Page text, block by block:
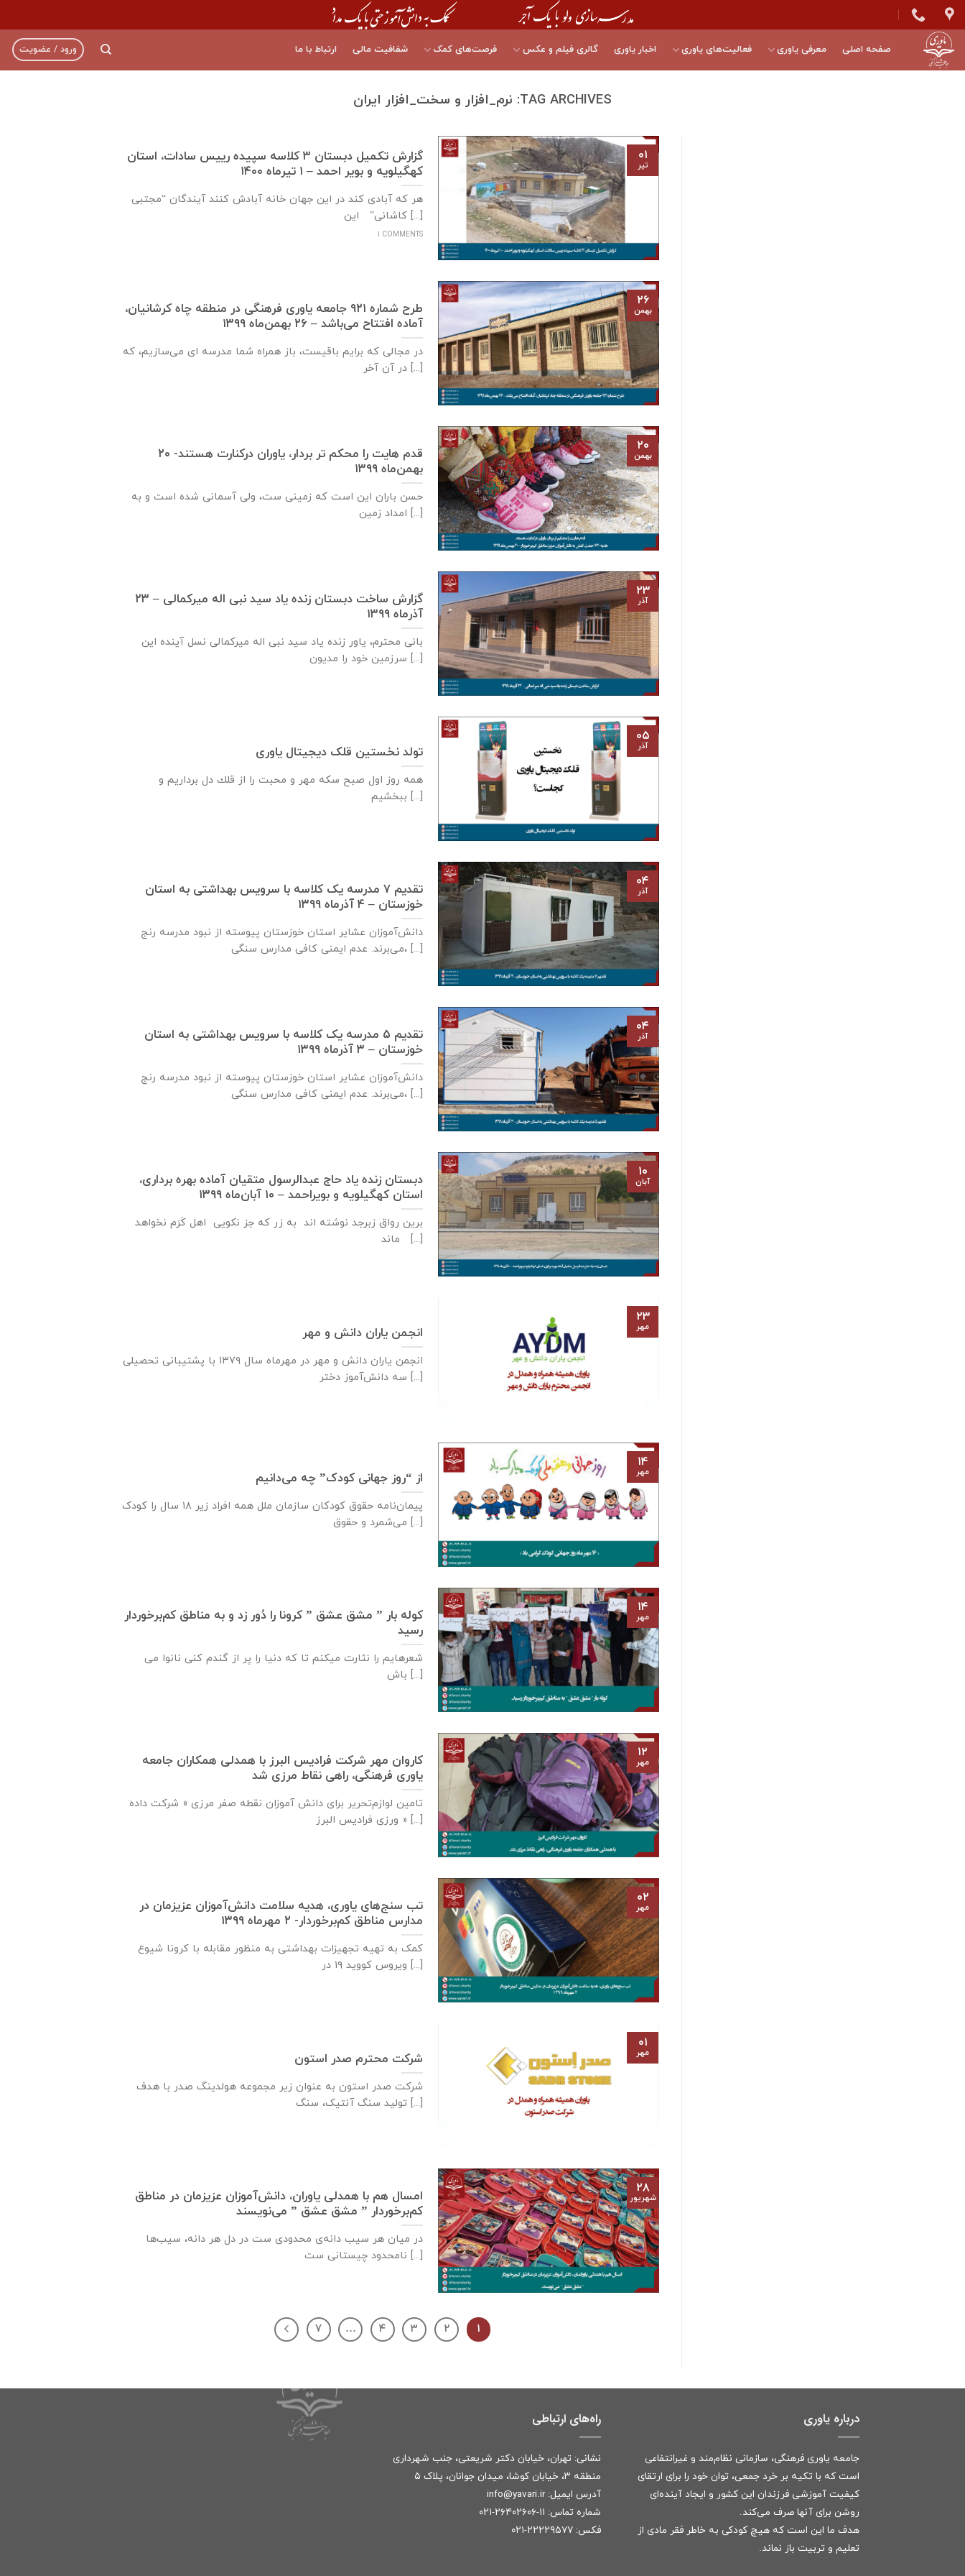
Skip
to
content
صفحه اصلی معرفی یاوری فعالیت‌های یاوری اخبار یاوری گالری فیلم و عکس فرصت‌های کمک شفافیت مالی ارتباط با ما ورود / عضویت
TAG ARCHIVES: نرم_افزار و سخت_افزار ایران
گزارش تکمیل دبستان ۳ کلاسه سپيده رييس سادات، استان
كهگيلويه و بوير احمد – ۱ تیرماه ۱۴۰۰
هر که آبادی کند در این جهان خانه آبادش کنند آیندگان “مجتبی
کاشانی” این [...]
1 COMMENTS
۰۱
تیر
طرح شماره ۹۲۱ جامعه ياوری فرهنگی در منطقه چاه کرشانیان،
آماده افتتاح می‌باشد – ۲۶ بهمن‌ماه ۱۳۹۹
در مجالی که برایم باقیست، باز همراه شما مدرسه ای می‌سازیم، که
در آن آخر [...]
۲۶
بهمن
قدم هایت را محکم تر بردار، یاوران درکنارت هستند- ۲۰
بهمن‌ماه ۱۳۹۹
حسن باران این است که زمینی ست، ولی آسمانی شده است و به
امداد زمین [...]
۲۰
بهمن
گزارش ساخت دبستان زنده ياد سيد نبی اله ميركمالی – ۲۳
آذر‌ماه ۱۳۹۹
بانی محترم، یاور زنده ياد سيد نبی اله ميركمالی نسل آینده این
سرزمین خود را مدیون [...]
۲۳
آذر
تولد نخستین قلک دیجیتال یاوری
همه روز اول صبح سكه مهر و محبت را از قلك دل برداريم و
ببخشيم [...]
۰۵
آذر
تقدیم ۷ مدرسه یک کلاسه با سرويس بهداشتی به استان
خوزستان – ۴ آذر‌ماه ۱۳۹۹
دانش‌آموزان عشایر استان خوزستان پيوسته از نبود مدرسه رنج
می‌برند. عدم ایمنی کافی مدارس سنگی، [...]
۰۴
آذر
تقدیم ۵ مدرسه یک کلاسه با سرويس بهداشتی به استان
خوزستان – ۳ آذر‌ماه ۱۳۹۹
دانش‌آموزان عشایر استان خوزستان پيوسته از نبود مدرسه رنج
می‌برند. عدم ایمنی کافی مدارس سنگی، [...]
۰۴
آذر
دبستان زنده ياد حاج عبدالرسول متقيان آماده بهره برداری،
استان كهگيلويه و بويراحمد – ۱۰ آبان‌ماه ۱۳۹۹
برین رواق زبرجد نوشته اند به زر که جز نکویی اهل کَرَم نخواهد
ماند [...]
۱۰
آبان
انجمن یاران دانش و مهر
انجمن یاران دانش و مهر در مهرماه سال ۱۳۷۹ با پشتیبانی تحصیلی
سه دانش‌آموز دختر [...]
۲۳
مهر
از “روز جهانی کودک” چه می‌دانیم
پیمان‌نامه‌ حقوق کودکان سازمان ملل همه‌ افراد زیر ۱۸ سال را کودک
می‌شمرد و حقوق [...]
۱۴
مهر
کوله بار ” مشق عشق ” کرونا را دُور زد و به مناطق کم‌برخوردار
رسید
شعرهایم را نثارت میکنم تا که دنیا را پر از گندم کنی نانوا می
باش [...]
۱۴
مهر
كاروان مهر شرکت فرادیس البرز با همدلی همکاران جامعه
یاوری فرهنگی، راهی نقاط مرزی شد
تامين لوازم‌تحرير برای دانش آموزان نقطه صفر مرزی « شرکت داده
ورزی فراديس البرز » [...]
۱۲
مهر
تب سنج‌های یاوری، هدیه سلامت دانش‌آموزان عزیزمان در
مدارس مناطق کم‌برخوردار- ۲ مهرماه ۱۳۹۹
کمک به تهیه تجهیزات بهداشتی به منظور مقابله با کرونا شیوع
ویروس کووید ۱۹ در [...]
۰۲
مهر
شرکت محترم صدر استون
شرکت صدر استون به عنوان زیر مجموعه هولدینگ صدر با هدف
تولید سنگ آنتیک، سنگ [...]
۰۱
مهر
امسال هم با همدلی یاوران، دانش‌آموزان عزیزمان در مناطق
کم‌برخوردار ” مشق عشق ” می‌نویسند
در میان هر سیب دانه‌ی محدودی ست در دل هر دانه، سیب‌ها
نامحدود چیستانی ست [...]
۲۸
شهریور
۱ ۲ ۳ ۴ … ۷
درباره یاوری
جامعه یاوری فرهنگی، سازمانی نظام‌مند و غیرانتفاعی
است که با تکیه بر خرد جمعی، توان خود را برای ارتقای
کیفیت آموزشی فرزندان این کشور و ایجاد آینده‌ای
روشن برای آنها صرف می‌کند.
هدف ما این است که هیچ کودکی به خاطر فقر مادی از
تعلیم و تربیت باز نماند.
راه‌های ارتباطی
نشانی: تهران، خیابان دکتر شریعتی، جنب شهرداری
منطقه ۳، خیابان کوشا، میدان جوانان، پلاک ۵
آدرس ایمیل: info@yavari.ir
شماره تماس: ۱۱-۲۶۴۰۲۶۰۶-۰۲۱
فکس: ۲۲۲۲۹۵۷۷-۰۲۱